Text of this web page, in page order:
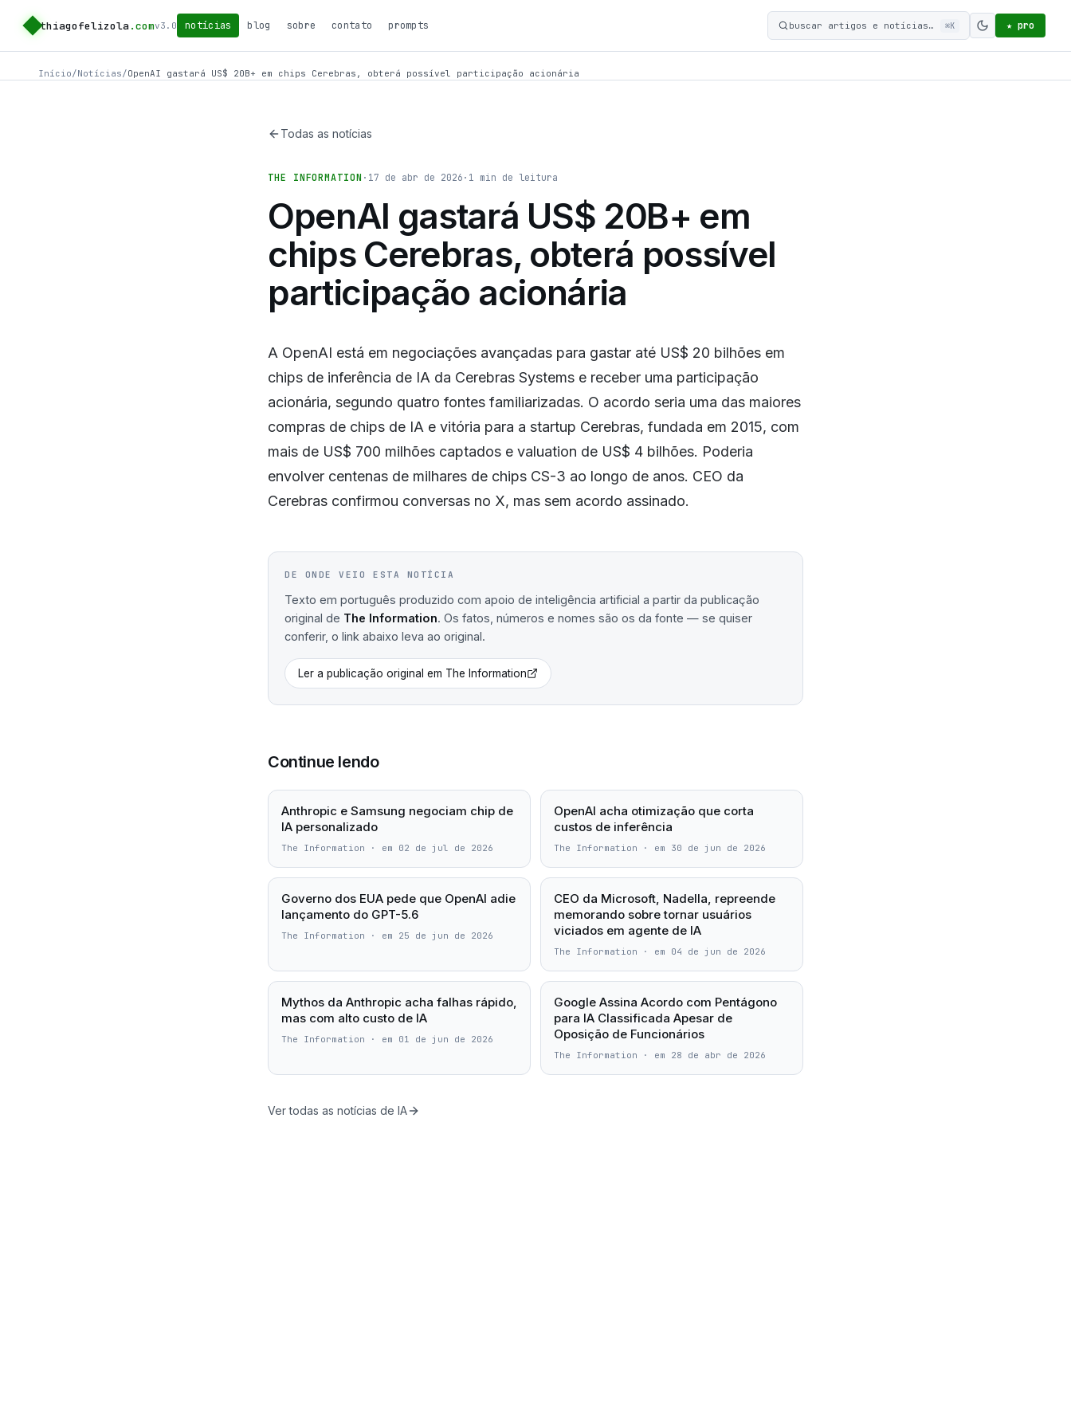
thiagofelizola .comv3.0 notícias blog sobre contato prompts buscar artigos e notícias… ⌘K
Ativar modo
★ pro
Início/Notícias/OpenAI gastará US$ 20B+ em chips Cerebras, obterá possível participação acionária
Todas as notícias
THE INFORMATION · 17 de abr de 2026 · 1 min de leitura
OpenAI gastará US$ 20B+ em
chips Cerebras, obterá possível
participação acionária
A OpenAI está em negociações avançadas para gastar até US$ 20 bilhões em
chips de inferência de IA da Cerebras Systems e receber uma participação
acionária, segundo quatro fontes familiarizadas. O acordo seria uma das maiores
compras de chips de IA e vitória para a startup Cerebras, fundada em 2015, com
mais de US$ 700 milhões captados e valuation de US$ 4 bilhões. Poderia
envolver centenas de milhares de chips CS-3 ao longo de anos. CEO da
Cerebras confirmou conversas no X, mas sem acordo assinado.
DE ONDE VEIO ESTA NOTÍCIA
Texto em português produzido com apoio de inteligência artificial a partir da publicação
original de The Information. Os fatos, números e nomes são os da fonte — se quiser
conferir, o link abaixo leva ao original.
Ler a publicação original em The Information
Continue lendo
Anthropic e Samsung negociam chip de
IA personalizado
The Information · em 02 de jul de 2026
OpenAI acha otimização que corta
custos de inferência
The Information · em 30 de jun de 2026
Governo dos EUA pede que OpenAI adie
lançamento do GPT-5.6
The Information · em 25 de jun de 2026
CEO da Microsoft, Nadella, repreende
memorando sobre tornar usuários
viciados em agente de IA
The Information · em 04 de jun de 2026
Mythos da Anthropic acha falhas rápido,
mas com alto custo de IA
The Information · em 01 de jun de 2026
Google Assina Acordo com Pentágono
para IA Classificada Apesar de
Oposição de Funcionários
The Information · em 28 de abr de 2026
Ver todas as notícias de IA